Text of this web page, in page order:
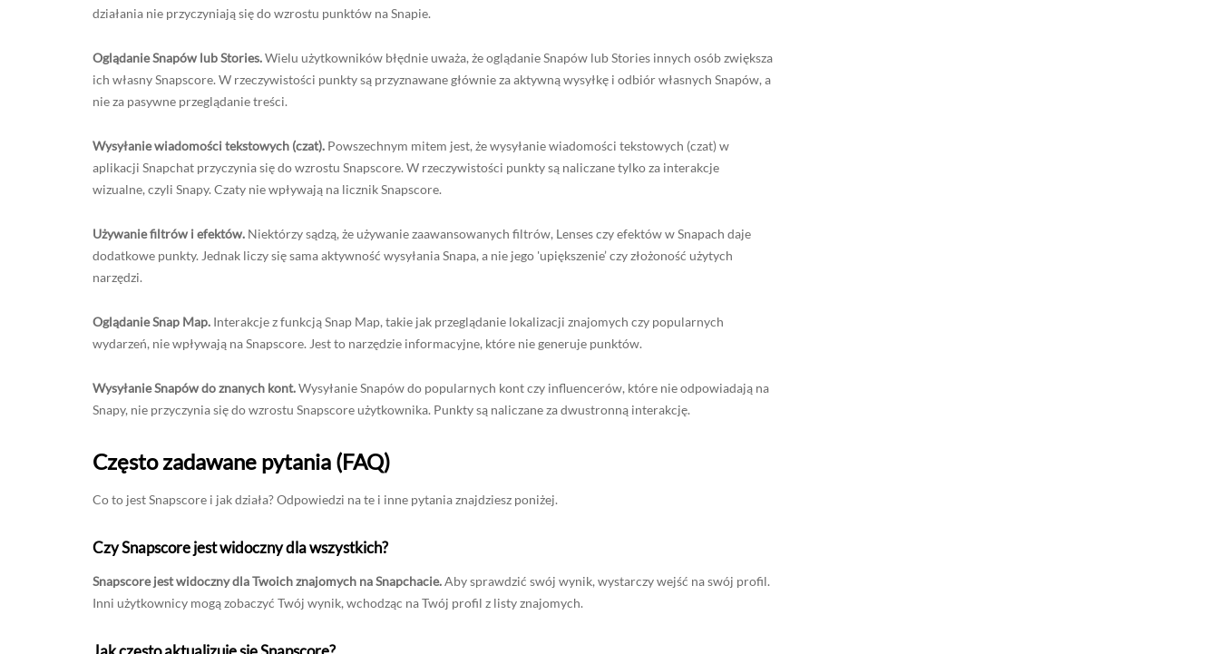
działania nie przyczyniają się do wzrostu punktów na Snapie.
Oglądanie Snapów lub Stories.Wielu użytkowników błędnie uważa, że oglądanie Snapów lub Stories innych osób zwiększa
ich własny Snapscore. W rzeczywistości punkty są przyznawane głównie za aktywną wysyłkę i odbiór własnych Snapów, a
nie za pasywne przeglądanie treści.
Wysyłanie wiadomości tekstowych (czat). Powszechnym mitem jest, że wysyłanie wiadomości tekstowych (czat) w
aplikacji Snapchat przyczynia się do wzrostu Snapscore. W rzeczywistości punkty są naliczane tylko za interakcje
wizualne, czyli Snapy. Czaty nie wpływają na licznik Snapscore.
Używanie filtrów i efektów. Niektórzy sądzą, że używanie zaawansowanych filtrów, Lenses czy efektów w Snapach daje
dodatkowe punkty. Jednak liczy się sama aktywność wysyłania Snapa, a nie jego 'upiększenie’ czy złożoność użytych
narzędzi.
Oglądanie Snap Map. Interakcje z funkcją Snap Map, takie jak przeglądanie lokalizacji znajomych czy popularnych
wydarzeń, nie wpływają na Snapscore. Jest to narzędzie informacyjne, które nie generuje punktów.
Wysyłanie Snapów do znanych kont.Wysyłanie Snapów do popularnych kont czy influencerów, które nie odpowiadają na
Snapy, nie przyczynia się do wzrostu Snapscore użytkownika. Punkty są naliczane za dwustronną interakcję.
Często zadawane pytania (FAQ)
Co to jest Snapscore i jak działa? Odpowiedzi na te i inne pytania znajdziesz poniżej.
Czy Snapscore jest widoczny dla wszystkich?
Snapscore jest widoczny dla Twoich znajomych na Snapchacie.Aby sprawdzić swój wynik, wystarczy wejść na swój profil.
Inni użytkownicy mogą zobaczyć Twój wynik, wchodząc na Twój profil z listy znajomych.